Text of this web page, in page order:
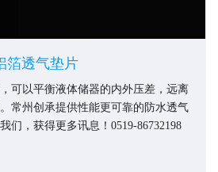
箔透气垫片
可以平衡液体储器的内外压差，远离
常州创承提供性能更可靠的防水透气
们，获得更多讯息！0519-86732198